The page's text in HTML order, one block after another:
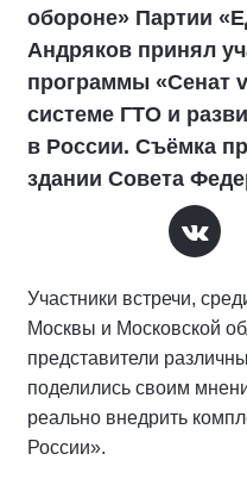
обороне» Партии
Андряков принял
программы «Сенат
системе ГТО и
в России. Съёмка
здании Совета
Участники встречи,
Москвы и Московской
представители
поделились своим
реально внедрить
России».